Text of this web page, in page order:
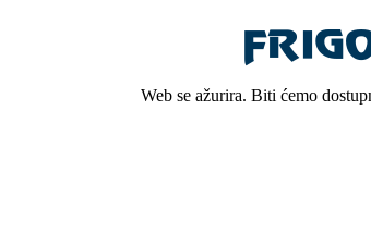
Web se ažurira. Biti ćemo